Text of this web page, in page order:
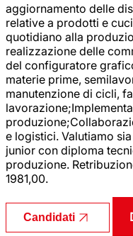
aggiornamento delle
relative a prodotti e
quotidiano alla
realizzazione delle
del configuratore
materie prime,
manutenzione di cicli,
e logistici. Valutiamo
junior con diploma
produzione.
1981,00.
Candidati